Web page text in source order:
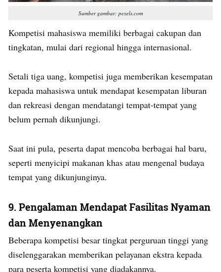
Sumber gambar: pexels.com
Kompetisi mahasiswa memiliki berbagai cakupan dan
tingkatan, mulai dari regional hingga internasional.
Setali tiga uang, kompetisi juga memberikan kesempatan
kepada mahasiswa untuk mendapat kesempatan liburan
dan rekreasi dengan mendatangi tempat-tempat yang
belum pernah dikunjungi.
Saat ini pula, peserta dapat mencoba berbagai hal baru,
seperti menyicipi makanan khas atau mengenal budaya
tempat yang dikunjunginya.
9. Pengalaman Mendapat Fasilitas Nyaman
danMenyenangkan
Beberapa kompetisi besar tingkat perguruan tinggi yang
diselenggarakan memberikan pelayanan ekstra kepada
para peserta kompetisi yang diadakannya.